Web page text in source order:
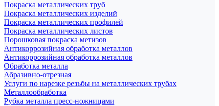
Покраска металлических труб
Покраска металлических изделий
Покраска металлических профилей
Покраска металлических листов
Порошковая покраска метизов
Антикоррозийная обработка металлов
Антикоррозийная обработка металлов
Обработка металла
Абразивно-отрезная
Услуги по нарезке резьбы на металлических трубах
Металлообработка
Рубка металла пресс-ножницами